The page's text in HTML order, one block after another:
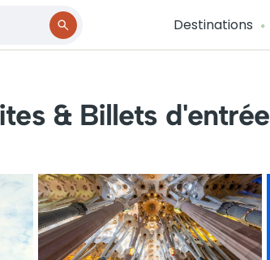
Destinations
& Billets d'entrée